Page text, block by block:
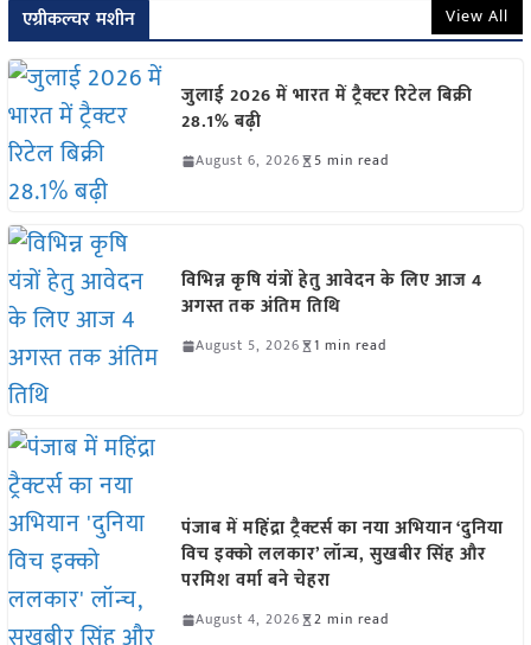
एग्रीकल्चर मशीन View All
जुलाई 2026 में भारत में ट्रैक्टर रिटेल बिक्री
28.1% बढ़ी
August 6, 2026 5 min read
विभिन्न कृषि यंत्रों हेतु आवेदन के लिए आज 4
अगस्त तक अंतिम तिथि
August 5, 2026 1 min read
पंजाब में महिंद्रा ट्रैक्टर्स का नया अभियान ‘दुनिया
विच इक्को ललकार’ लॉन्च, सुखबीर सिंह और
परमिश वर्मा बने चेहरा
August 4, 2026 2 min read